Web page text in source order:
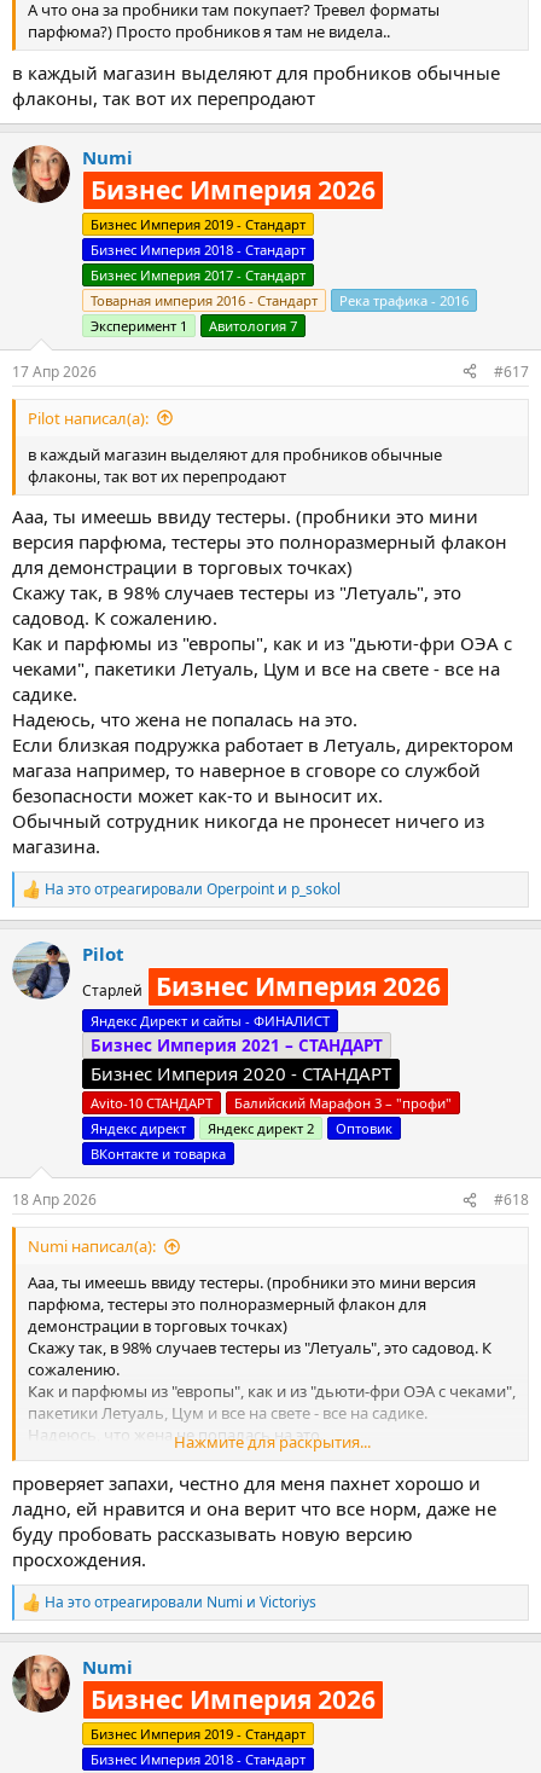
А что она за пробники там покупает? Тревел форматы
парфюма?) Просто пробников я там не видела..
в каждый магазин выделяют для пробников обычные
флаконы, так вот их перепродают
Numi
Бизнес Империя 2026
Бизнес Империя 2019 - Стандарт
Бизнес Империя 2018 - Стандарт
Бизнес Империя 2017 - Стандарт
Товарная империя 2016 - Стандарт
Река трафика - 2016
Эксперимент 1
Авитология 7
17 Апр 2026 #617
Pilot написал(а):
в каждый магазин выделяют для пробников обычные
флаконы, так вот их перепродают
Ааа, ты имеешь ввиду тестеры. (пробники это мини
версия парфюма, тестеры это полноразмерный флакон
для демонстрации в торговых точках)
Скажу так, в 98% случаев тестеры из "Летуаль", это
садовод. К сожалению.
Как и парфюмы из "европы", как и из "дьюти-фри ОЭА с
чеками", пакетики Летуаль, Цум и все на свете - все на
садике.
Надеюсь, что жена не попалась на это.
Если близкая подружка работает в Летуаль, директором
магаза например, то наверное в сговоре со службой
безопасности может как-то и выносит их.
Обычный сотрудник никогда не пронесет ничего из
магазина.
Р
е
к
ц
и
На это отреагировали Operpoint и p_sokol
Pilot
Старлей Бизнес Империя 2026
Яндекс Директ и сайты - ФИНАЛИСТ
Бизнес Империя 2021 – СТАНДАРТ
Бизнес Империя 2020 - СТАНДАРТ
Avito-10 СТАНДАРТ
Балийский Марафон 3 – "профи"
Яндекс директ
Яндекс директ 2
Оптовик
ВКонтакте и товарка
18 Апр 2026 #618
Numi написал(а):
Ааа, ты имеешь ввиду тестеры. (пробники это мини версия
парфюма, тестеры это полноразмерный флакон для
демонстрации в торговых точках)
Скажу так, в 98% случаев тестеры из "Летуаль", это садовод. К
сожалению.
Как и парфюмы из "европы", как и из "дьюти-фри ОЭА с чеками",
пакетики Летуаль, Цум и все на свете - все на садике.
Надеюсь, что жена не попалась на это.
Если близкая подружка работает в Летуаль, директором магаза
например, то наверное в сговоре со службой безопасности
может как-то и выносит их.
Обычный сотрудник никогда не пронесет ничего из магазина.
Нажмите для раскрытия...
проверяет запахи, честно для меня пахнет хорошо и
ладно, ей нравится и она верит что все норм, даже не
буду пробовать рассказывать новую версию
просхождения.
Р
е
к
ц
и
На это отреагировали Numi и Victoriys
Numi
Бизнес Империя 2026
Бизнес Империя 2019 - Стандарт
Бизнес Империя 2018 - Стандарт